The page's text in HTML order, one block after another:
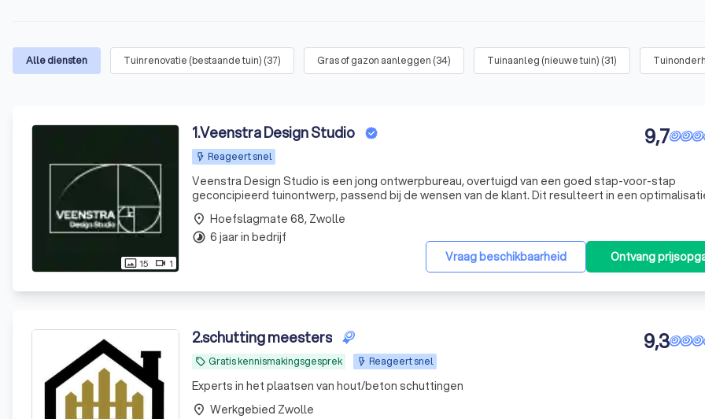
Alle diensten Tuinrenovatie (bestaande tuin) (37) Gras of gazon aanleggen (34) Tuinaanleg (nieuwe tuin) (31)
photo_size_select_actual 15 videocam 1
1.Veenstra Design Studio
Reageert snel
9,7
Veenstra Design Studio is een jong ontwerpbureau, overtuigd van een goed stap-voor-stap
geconcipieerd tuinontwerp, passend bij de wensen van de klant. Dit resulteert in een
uw woon-en tuingenot!
Vraag beschikbaarheid Ontvang
place Hoefslagmate 68, Zwolle
timelapse 6 jaar in bedrijf
2.schutting meesters
local_offer Gratis kennismakingsgesprek Reageert snel
9,3
Experts in het plaatsen van hout/beton schuttingen
place Werkgebied Zwolle